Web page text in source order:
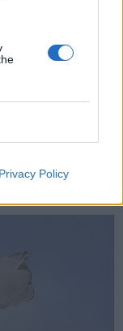
Privacy Policy
tillsammans
i